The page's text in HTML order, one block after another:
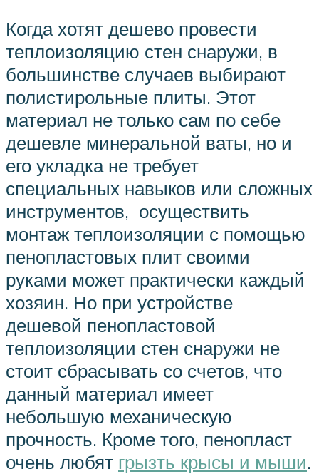
Когда хотят дешево провести
теплоизоляцию стен снаружи, в
большинстве случаев выбирают
полистирольные плиты. Этот
материал не только сам по себе
дешевле минеральной ваты, но и
его укладка не требует
специальных навыков или сложных
инструментов, осуществить
монтаж теплоизоляции с помощью
пенопластовых плит своими
руками может практически каждый
хозяин. Но при устройстве
дешевой пенопластовой
теплоизоляции стен снаружи не
стоит сбрасывать со счетов, что
данный материал имеет
небольшую механическую
прочность. Кроме того, пенопласт
очень любят грызть крысы и мыши.